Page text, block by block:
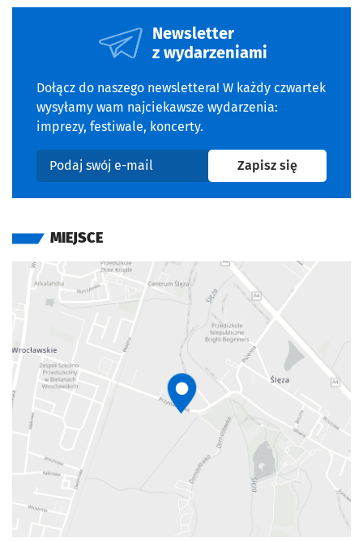
Kup bilet online: [link]
Zarezerwuj swój bilet już dziś i bądź z nami w ten
wyjątkowy wieczór. Serdecznie zapraszamy!
INFORMACJE DODATKOWE
Otwiera się w nowej karcie
Strona organizatora
Otwiera się w nowej karcie
Newsletter
z wydarzeniami
Dołącz do naszego newslettera! W każdy czwartek
wysyłamy wam najciekawsze wydarzenia:
imprezy, festiwale, koncerty.
Podaj swój e-mail
Zapisz sięna
MIEJSCE